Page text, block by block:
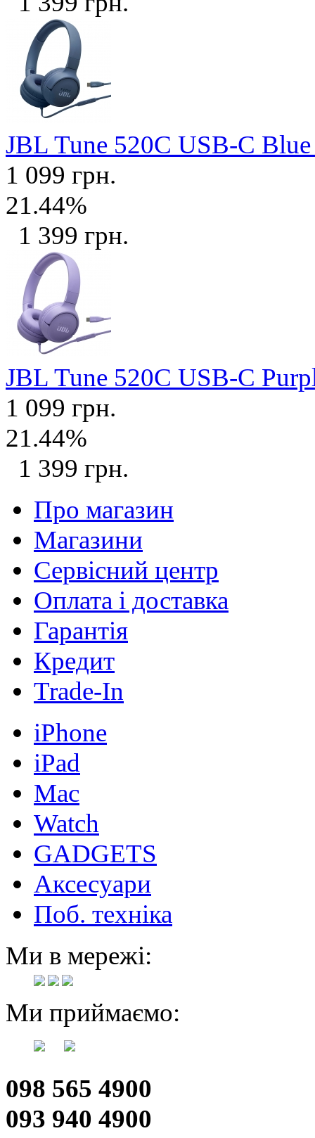
JBL Tune 520C USB-C
1 099 грн.
21.44%
1 399 грн.
JBL Tune 520C USB-C
1 099 грн.
21.44%
1 399 грн.
Про магазин
Магазини
Сервісний центр
Оплата і доставка
Гарантія
Кредит
Trade-In
iPhone
iPad
Mac
Watch
GADGETS
Аксесуари
Поб. техніка
Ми в мережі:
Ми приймаємо:
098 565 4900
093 940 4900